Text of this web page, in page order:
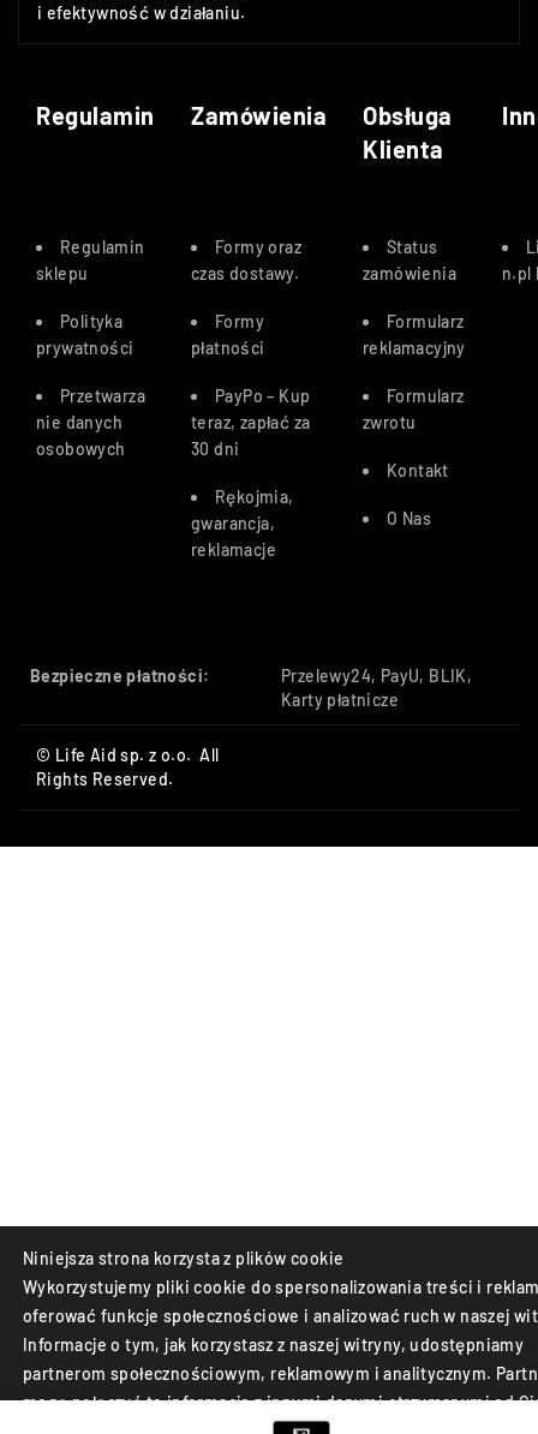
i efektywność w działaniu.
Regulamin Zamówienia
Obsługa
Klienta
Regulamin
sklepu
Polityka
prywatności
Przetwarza
nie danych
osobowych
Formy oraz
czas dostawy.
Formy
płatności
PayPo – Kup
teraz, zapłać za
30 dni
Rękojmia,
gwarancja,
reklamacje
Status
zamówienia
Formularz
reklamacyjny
Formularz
zwrotu
Kontakt
O Nas
n.pl
Bezpieczne płatności:
Przelewy24, PayU, BLIK,
Karty płatnicze
© Life Aid sp. z o.o. All
Rights Reserved.
Niniejsza strona korzysta z plików cookie
Wykorzystujemy pliki cookie do spersonalizowania treści i
oferować funkcje społecznościowe i analizować ruch w naszej
Informacje o tym, jak korzystasz z naszej witryny, udostępniamy
partnerom społecznościowym, reklamowym i analitycznym.
mogą połączyć te informacje z innymi danymi otrzymanymi od